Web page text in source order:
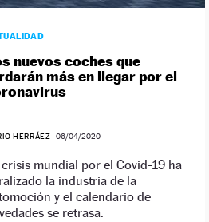
nuevos coches que
más en llegar por el
HERRÁEZ |06/04/2020
crisis mundial por el Covid-19 ha
la industria de la
y el calendario de
se retrasa.